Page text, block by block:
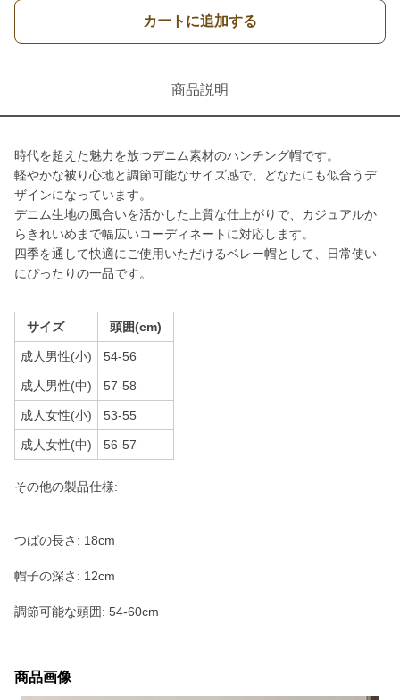
カートに追加する
商品説明
時代を超えた魅力を放つデニム素材のハンチング帽です。
軽やかな被り心地と調節可能なサイズ感で、どなたにも似合うデ
ザインになっています。
デニム生地の風合いを活かした上質な仕上がりで、カジュアルか
らきれいめまで幅広いコーディネートに対応します。
四季を通して快適にご使用いただけるベレー帽として、日常使い
にぴったりの一品です。
サイズ 頭囲(cm)
成人男性(小) 54-56
成人男性(中) 57-58
成人女性(小) 53-55
成人女性(中) 56-57
その他の製品仕様:
つばの長さ: 18cm
帽子の深さ: 12cm
調節可能な頭囲: 54-60cm
商品画像